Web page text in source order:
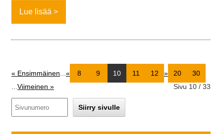
Lue lisää
Sivu 10 / 33
« Ensimmäinen « 8 9 10 11 12 » 20
30
Viimeinen »